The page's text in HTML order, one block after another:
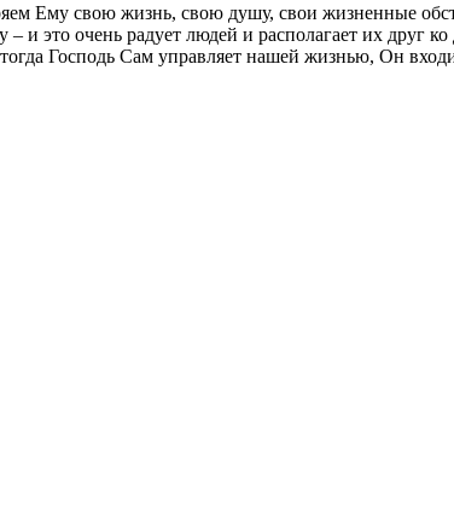
Ему свою жизнь, свою душу, свои жизненные
это очень радует людей и располагает их друг
Господь Сам управляет нашей жизнью, Он